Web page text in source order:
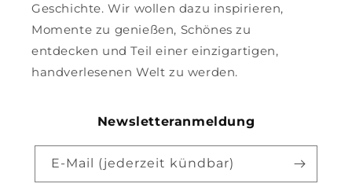
Geschichte. Wir wollen dazu inspirieren,
Momente zu genießen, Schönes zu
entdecken und Teil einer einzigartigen,
handverlesenen Welt zu werden.
Newsletteranmeldung
E-Mail (jederzeit kündbar)